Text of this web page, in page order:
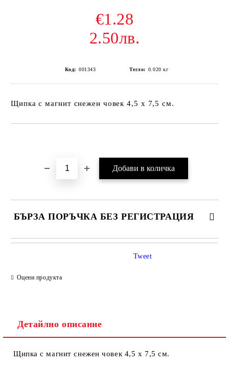
€1.28
2.50лв.
Код: 001343 Тегло: 0.020 кг
Щипка с магнит снежен човек 4,5 х 7,5 см.
БЪРЗА ПОРЪЧКА БЕЗ РЕГИСТРАЦИЯ
Оцени продукта
Tweet
Детайлно описание
Щипка с магнит снежен човек 4,5 х 7,5 см.